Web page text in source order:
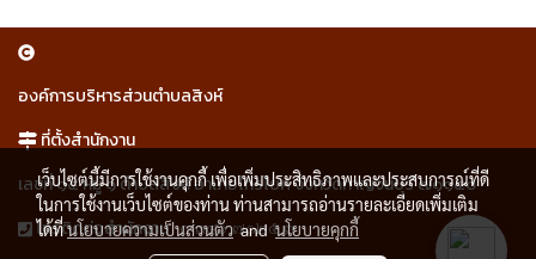
องค์การบริหารส่วนตำบลสิงห์
ที่ตั้งสำนักงาน
เลขที่ ๑๕ หมู่ ๑ ตำบลสิงห์ อำเภอไทรโยค จังหวัดกาญจนบุรี ๗๑๑๕๐
โทรติดต่อสำนักงาน๐ ๓๔๖ ๗๐๒๕ ๓
เว็บไซต์นี้มีการใช้งานคุกกี้ เพื่อเพิ่มประสิทธิภาพและประสบการณ์ที่ดี
ในการใช้งานเว็บไซต์ของท่าน ท่านสามารถอ่านรายละเอียดเพิ่มเติม
ได้ที่นโยบายความเป็นส่วนตัวandนโยบายคุกกี้